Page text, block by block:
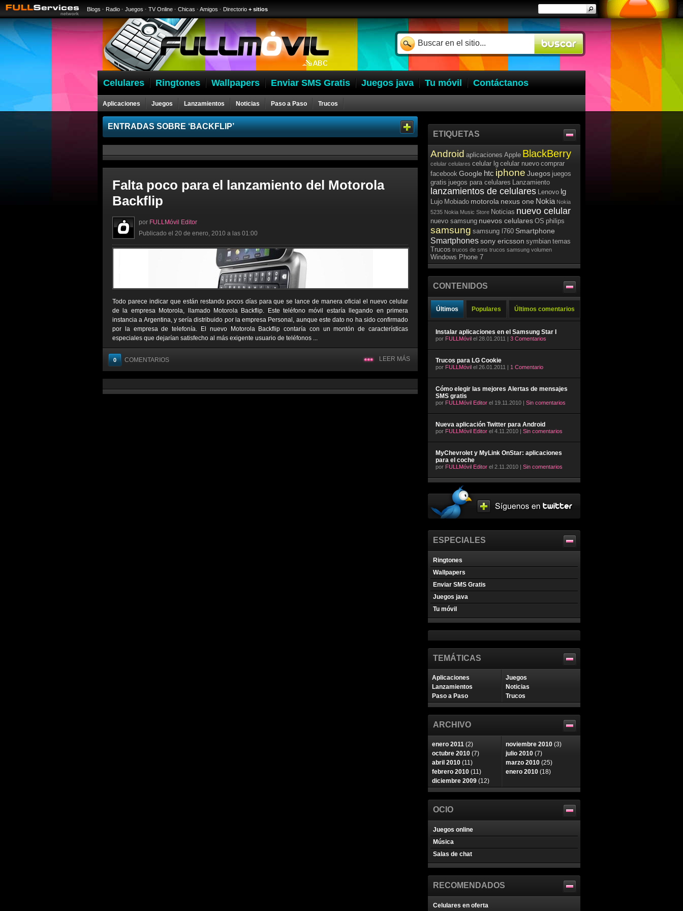
Blogs · Radio · Juegos · TV Online · Chicas · Amigos · Directorio + sitios
Celulares Ringtones Wallpapers Enviar SMS Gratis Juegos java Tu móvil Contáctanos
Aplicaciones Juegos Lanzamientos Noticias Paso a Paso Trucos
ENTRADAS SOBRE ‘BACKFLIP’
Falta poco para el lanzamiento del Motorola
Backflip
por FULLMóvil Editor
Publicado el 20 de enero, 2010 a las 01:00
Todo parece indicar que están restando pocos días para que se lance de manera oficial el nuevo celular
de la empresa Motorola, llamado Motorola Backflip. Este teléfono móvil estaría llegando en primera
instancia a Argentina, y sería distribuido por la empresa Personal, aunque este dato no ha sido confirmado
por la empresa de telefonía. El nuevo Motorola Backflip contaría con un montón de características
especiales que dejarían satisfecho al más exigente usuario de teléfonos ...
0 COMENTARIOS LEER MÁS
ETIQUETAS
Android aplicaciones Apple BlackBerry
celular celulares celular lg celular nuevo comprar
facebook Google htc iphone Juegos juegos
gratis juegos para celulares Lanzamiento
lanzamientos de celulares Lenovo lg
Lujo Mobiado motorola nexus one Nokia Nokia
5235 Nokia Music Store Noticias nuevo celular
nuevo samsung nuevos celulares OS philips
samsung samsung l760 Smartphone
Smartphonessony ericsson symbian temas
Trucos trucos de sms trucos samsung volumen
Windows Phone 7
CONTENIDOS
Últimos Populares Últimos comentarios
Instalar aplicaciones en el Samsung Star I
por FULLMóvil el 28.01.2011 | 3 Comentarios
Trucos para LG Cookie
por FULLMóvil el 26.01.2011 | 1 Comentario
Cómo elegir las mejores Alertas de mensajes
SMS gratis
por FULLMóvil Editor el 19.11.2010 | Sin comentarios
Nueva aplicación Twitter para Android
por FULLMóvil Editor el 4.11.2010 | Sin comentarios
MyChevrolet y MyLink OnStar: aplicaciones
para el coche
por FULLMóvil Editor el 2.11.2010 | Sin comentarios
ESPECIALES
Ringtones
Wallpapers
Enviar SMS Gratis
Juegos java
Tu móvil
TEMÁTICAS
Aplicaciones
Juegos
Lanzamientos
Noticias
Paso a Paso
Trucos
ARCHIVO
enero 2011 (2) noviembre 2010 (3)
octubre 2010 (7) julio 2010 (7)
abril 2010 (11) marzo 2010 (25)
febrero 2010 (11) enero 2010 (18)
diciembre 2009 (12)
OCIO
Juegos online
Música
Salas de chat
RECOMENDADOS
Celulares en oferta